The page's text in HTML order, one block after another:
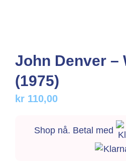
John Denver –
(1975)
kr 110,00
Shop nå. Betal med